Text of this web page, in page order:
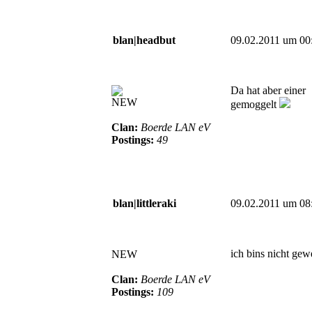
blan|headbut 09.02.2011 um
NEW
Clan: Boerde LAN eV
Postings: 49
Da hat aber einer
gemoggelt
blan|littleraki 09.02.2011 um
NEW
Clan: Boerde LAN eV
Postings: 109
ich bins nicht